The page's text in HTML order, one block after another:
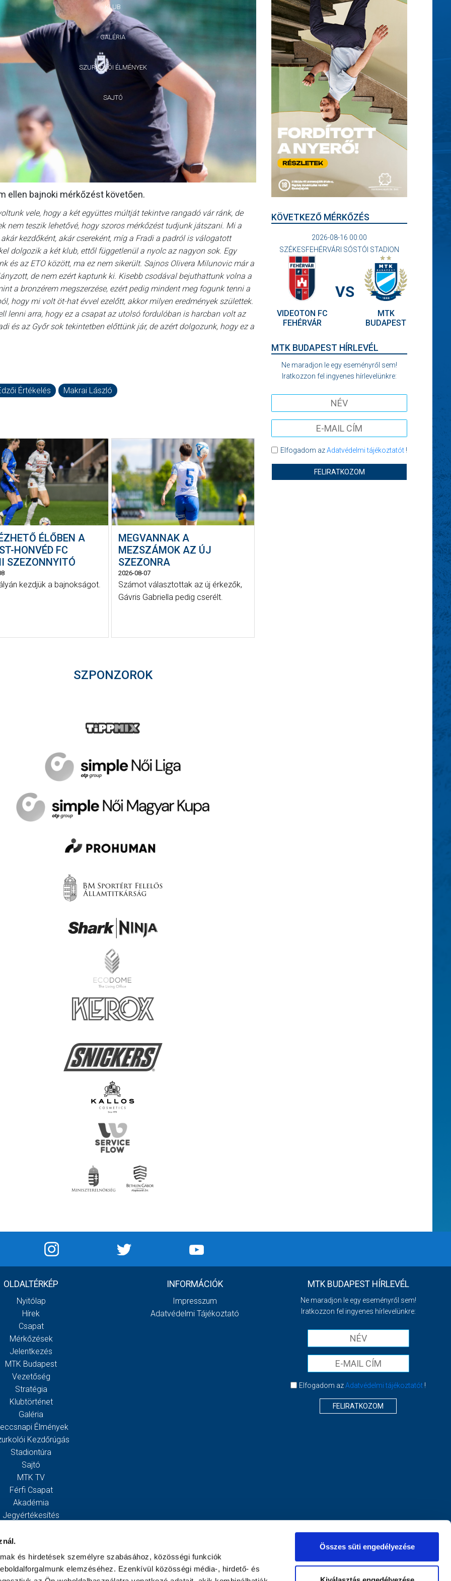
és hirdetések személyre szabásához, közösségi funkciók
elemzéséhez. Ezenkívül közösségi média-, hirdető- és
Összes süti engedélyezése
KLUB
GALÉRIA
SZURKOLÓI ÉLMÉNYEK
SAJTÓ
ellen bajnoki mérkőzést követően.
vele, hogy a két együttes múltját tekintve rangadó vár ránk, de
nem teszik lehetővé, hogy szoros mérkőzést tudjunk játszani. Mi a
kezdőként, akár csereként, míg a Fradi a padról is válogatott
dolgozik a két klub, ettől függetlenül a nyolc az nagyon sok. Egy
és az ETO között, ma ez nem sikerült. Sajnos Olivera Milunovic már a
de nem ezért kaptunk ki. Kisebb csodával bejuthattunk volna a
a bronzérem megszerzése, ezért pedig mindent meg fogunk tenni a
hogy mi volt öt-hat évvel ezelőtt, akkor milyen eredmények születtek.
lenni arra, hogy ez a csapat az utolsó fordulóban is harcban volt az
és az Győr sok tekintetben előttünk jár, de azért dolgozunk, hogy ez a
Értékelés Makrai László
ÉLŐBEN A
HONVÉD FC
SZEZONNYITÓ
kezdjük a bajnokságot.
MEGVANNAK A
MEZSZÁMOK AZ ÚJ
SZEZONRA
2026-08-07
Számot választottak az új érkezők,
Gávris Gabriella pedig cserélt.
KÖVETKEZŐ MÉRKŐZÉS
2026-08-16 00:00
SZÉKESFEHÉRVÁRI SÓSTÓI STADION
VIDEOTON FC
FEHÉRVÁR
VS
MTK
BUDAPEST
MTK BUDAPEST HÍRLEVÉL
Ne maradjon le egy eseményről sem!
Iratkozzon fel ingyenes hírlevelünkre:
Elfogadom azAdatvédelmi tájékoztatót!
FELIRATKOZOM
SZPONZOROK
OLDALTÉRKÉP
Nyitólap
Hírek
Csapat
Mérkőzések
Jelentkezés
MTK Budapest
Vezetőség
Stratégia
Klubtörténet
Galéria
Élmények
Kezdőrúgás
Stadiontúra
Sajtó
MTK TV
Férfi Csapat
Akadémia
Jegyértékesítés
Egyesület
Kapcsolat
INFORMÁCIÓK
Impresszum
Adatvédelmi Tájékoztató
MTK BUDAPEST HÍRLEVÉL
Ne maradjon le egy eseményről sem!
Iratkozzon fel ingyenes hírlevelünkre:
Elfogadom azAdatvédelmi tájékoztatót !
FELIRATKOZOM